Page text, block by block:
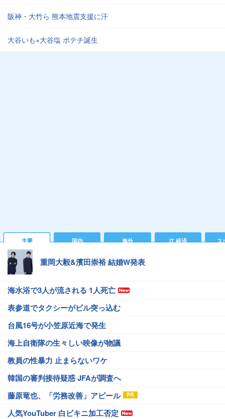
阪神・大竹ら 熊本地震支援に汗
大谷いも×大谷塩 ポテチ誕生
主要 国内 海外 IT 経済 ス
重岡大毅&濱田崇裕 結婚W発表
海水浴で3人が流される 1人死亡
表参道でタクシーがビル突っ込む
台風16号が小笠原近海で発生
海上自衛隊の生々しい映像が物議
教員の性暴力 止まらないワケ
韓国の審判接待疑惑 JFAが調査へ
藤原竜也、「労務改善」アピール
人気YouTuber 白ビキニ加工否定